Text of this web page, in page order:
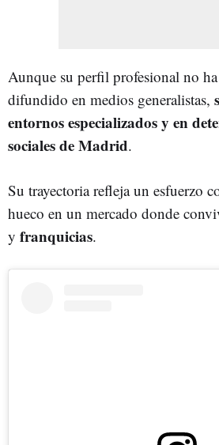
Aunque su perfil profesional no
difundido en medios generalistas,
entornos especializados y en
sociales de Madrid.
Su trayectoria refleja un esfuerzo
hueco en un mercado donde
y franquicias.